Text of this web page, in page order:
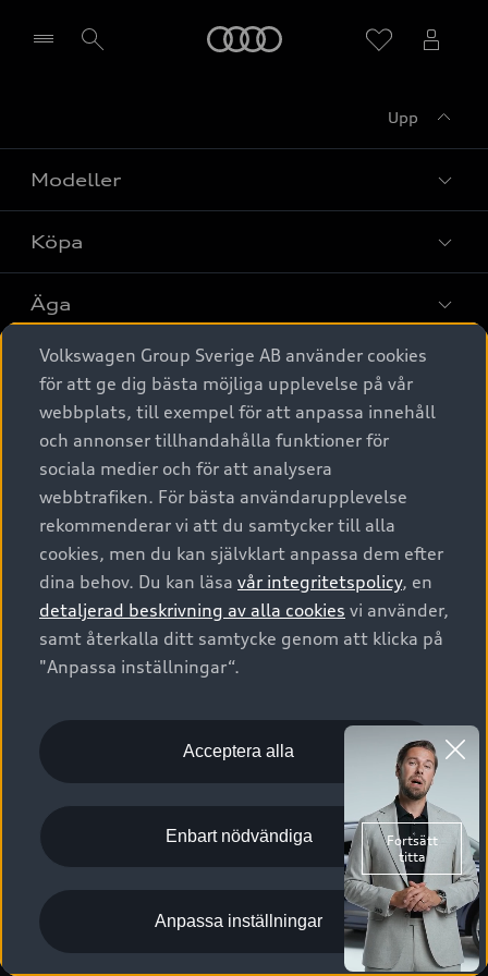
Upp
Modeller
Alla modeller
Elbilar
A6 modellerna
SUV
Avant
Audi Sport
Köpa
Privaterbjudanden
Privatleasing
Nya bilar i lager
Begagnade bilar i lager
Audi approved :plus - så gott som nya
Finansiering
Audi exclusive
Provkörning
Äga
Service & tillbehör
Audi digital services
Originaltillbehör - köp online
Garantier
Försäkring
Digitala manualer för din Audi
Audi Collection – livsstilsartiklar
Vanliga frågor
2G/3G nätet stängs ned - Hur påverkas min bil av detta?
Tjänstebil
Tjänstebil
Business lease online
Företagsleasing
Om Audi Sverige
Kontakta oss
Audi Återförsäljare/-serviceverkstad
myAudi
Pressmeddelanden
Nyhetsbrev
Vårt hållbarhetsarbete
Lediga tjänster huvudkontor
Lediga tjänster hos Audi Återförsäljare
Kommentar till mediauppgifter om dataläcka
© 2026 AUDI SVERIGE. All Rights Reserved.
Utgivare Juridiskt
Juridiskt Audi AG
Juridiskt Audi Digital Giveaway
Anpassa inställningar för cookies
Visselblåsarkanaler
Volkswagen Group Sverige AB använder cookies
för att ge dig bästa möjliga upplevelse på vår
webbplats, till exempel för att anpassa innehåll
och annonser tillhandahålla funktioner för
sociala medier och för att analysera
webbtrafiken. För bästa användarupplevelse
rekommenderar vi att du samtycker till alla
cookies, men du kan självklart anpassa dem efter
dina behov. Du kan läsa vår integritetspolicy, en
detaljerad beskrivning av alla cookies vi använder,
samt återkalla ditt samtycke genom att klicka på
"Anpassa inställningar“.
Acceptera alla
Enbart nödvändiga
Anpassa inställningar